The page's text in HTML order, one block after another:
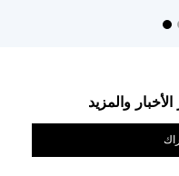
والمزيد